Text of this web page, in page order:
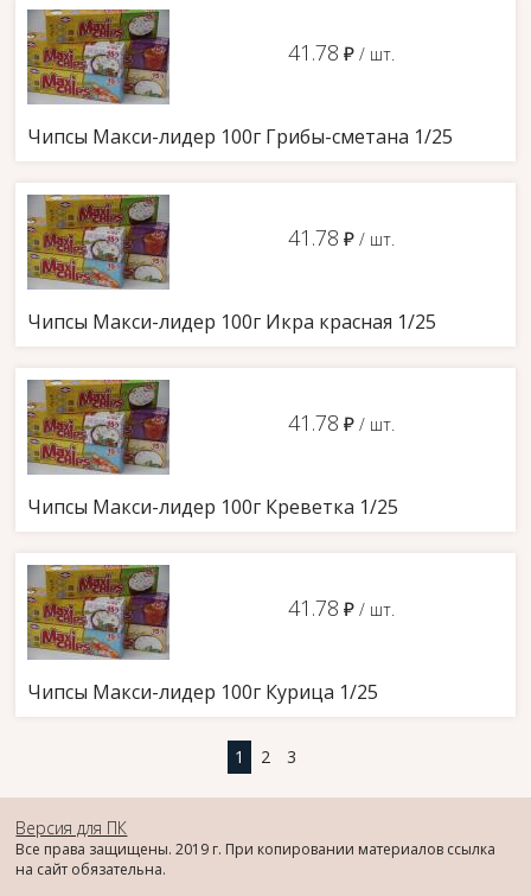
41.78 д / шт.
Чипсы Макси-лидер 100г Грибы-сметана 1/25
41.78 д / шт.
Чипсы Макси-лидер 100г Икра красная 1/25
41.78 д / шт.
Чипсы Макси-лидер 100г Креветка 1/25
41.78 д / шт.
Чипсы Макси-лидер 100г Курица 1/25
1 2 3
Версия для ПК
Все права защищены. 2019 г. При копировании материалов ссылка
на сайт обязательна.